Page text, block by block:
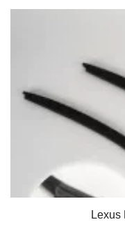
Lexus